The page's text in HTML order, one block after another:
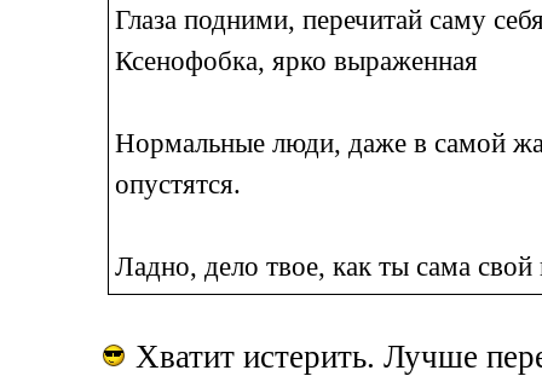
Глаза подними, перечитай саму
Ксенофобка, ярко выраженная
Нормальные люди, даже в самой
опустятся.
Ладно, дело твое, как ты сама
Хватит истерить. Лучше